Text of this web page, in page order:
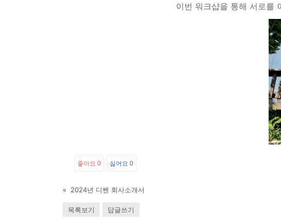
이번 워크샵을 통해 서로를
좋아요 0 싫어요 0
« 2024년 디쎈 회사소개서
목록보기 답글쓰기